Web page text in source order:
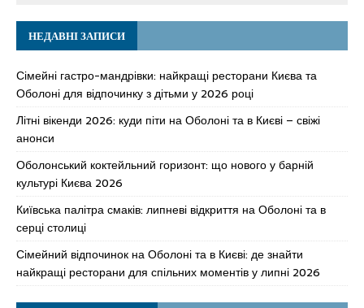
НЕДАВНІ ЗАПИСИ
Сімейні гастро-мандрівки: найкращі ресторани Києва та
Оболоні для відпочинку з дітьми у 2026 році
Літні вікенди 2026: куди піти на Оболоні та в Києві – свіжі
анонси
Оболонський коктейльний горизонт: що нового у барній
культурі Києва 2026
Київська палітра смаків: липневі відкриття на Оболоні та в
серці столиці
Сімейний відпочинок на Оболоні та в Києві: де знайти
найкращі ресторани для спільних моментів у липні 2026